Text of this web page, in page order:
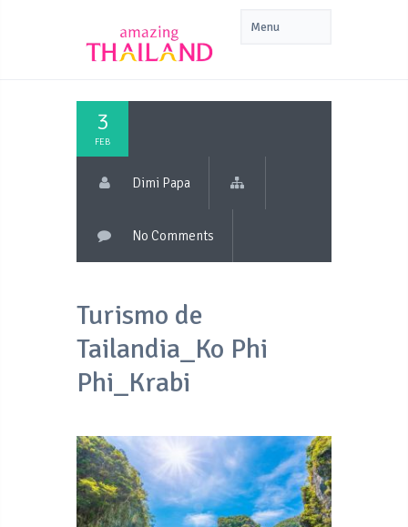
3
FEB
Dimi Papa
No Comments
Turismo de
Tailandia_Ko Phi
Phi_Krabi